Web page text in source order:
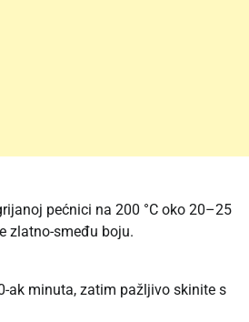
pećnici na 200 °C oko 20–25
zlatno-smeđu boju.
ak minuta, zatim pažljivo skinite s